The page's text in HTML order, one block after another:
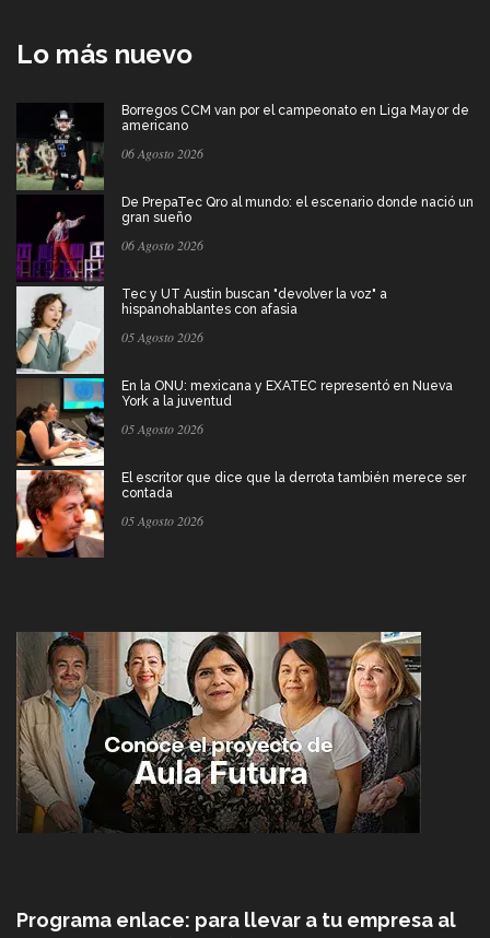
Lo más nuevo
Borregos CCM van por el campeonato en Liga Mayor de
americano
06 Agosto 2026
De PrepaTec Qro al mundo: el escenario donde nació un
gran sueño
06 Agosto 2026
Tec y UT Austin buscan "devolver la voz" a
hispanohablantes con afasia
05 Agosto 2026
En la ONU: mexicana y EXATEC representó en Nueva
York a la juventud
05 Agosto 2026
El escritor que dice que la derrota también merece ser
contada
05 Agosto 2026
Programa enlace: para llevar a tu empresa al